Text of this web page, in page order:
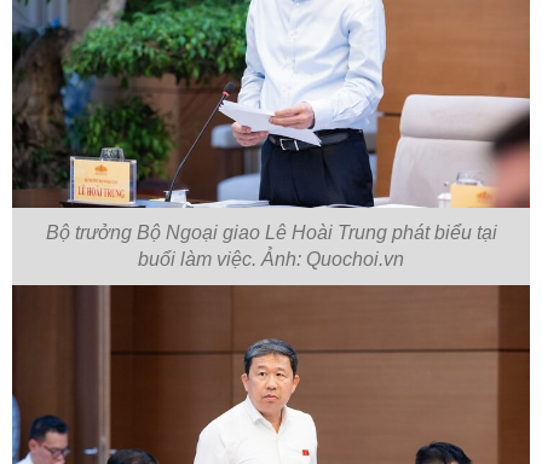
Bộ trưởng Bộ Ngoại giao Lê Hoài Trung phát biểu tại
buổi làm việc. Ảnh: Quochoi.vn